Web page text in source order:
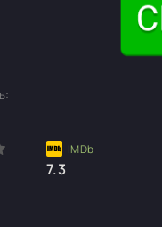
7.3